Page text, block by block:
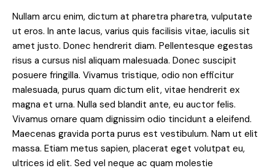
Nullam arcu enim, dictum at pharetra pharetra, vulputate
ut eros. In ante lacus, varius quis facilisis vitae, iaculis sit
amet justo. Donec hendrerit diam. Pellentesque egestas
risus a cursus nisl aliquam malesuada. Donec suscipit
posuere fringilla. Vivamus tristique, odio non efficitur
malesuada, purus quam dictum elit, vitae hendrerit ex
magna et urna. Nulla sed blandit ante, eu auctor felis.
Vivamus ornare quam dignissim odio tincidunt a eleifend.
Maecenas gravida porta purus est vestibulum. Nam ut elit
massa. Etiam metus sapien, placerat eget volutpat eu,
ultrices id elit. Sed vel neque ac quam molestie